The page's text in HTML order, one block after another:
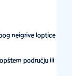
neigrive loptice
području ili